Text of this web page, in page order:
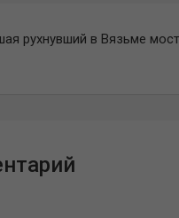
рухнувший в Вязьме